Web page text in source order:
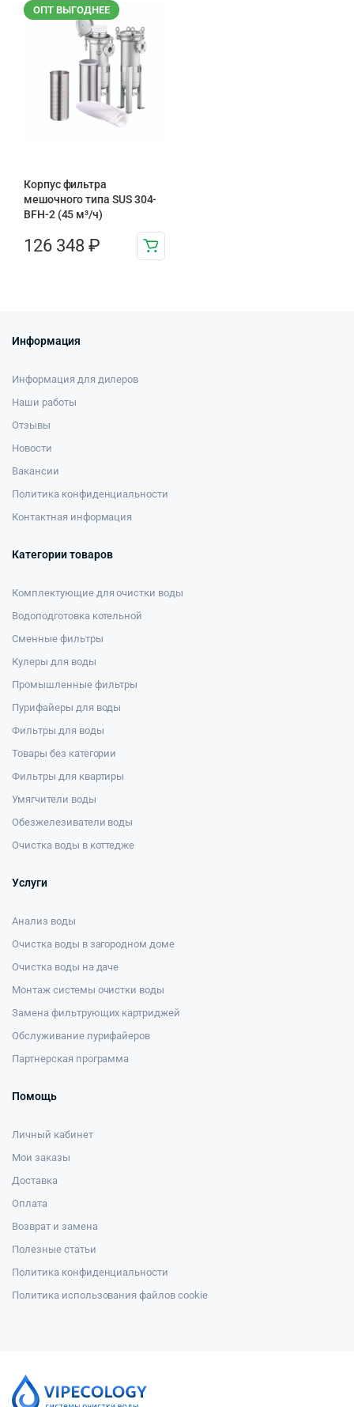
ОПТ ВЫГОДНЕЕ
Корпус фильтра
мешочного типа SUS 304-
BFH-2 (45 м³/ч)
126 348 ₽
Информация
Информация для дилеров
Наши работы
Отзывы
Новости
Вакансии
Политика конфиденциальности
Контактная информация
Категории товаров
Комплектующие для очистки воды
Водоподготовка котельной
Сменные фильтры
Кулеры для воды
Промышленные фильтры
Пурифайеры для воды
Фильтры для воды
Товары без категории
Фильтры для квартиры
Умягчители воды
Обезжелезиватели воды
Очистка воды в коттедже
Услуги
Анализ воды
Очистка воды в загородном доме
Очистка воды на даче
Монтаж системы очистки воды
Замена фильтрующих картриджей
Обслуживание пурифайеров
Партнерская программа
Помощь
Личный кабинет
Мои заказы
Доставка
Оплата
Возврат и замена
Полезные статьи
Политика конфиденциальности
Политика использования файлов cookie